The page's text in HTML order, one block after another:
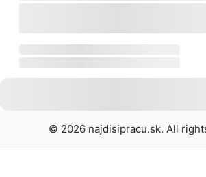
© 2026 najdisipracu.sk. All